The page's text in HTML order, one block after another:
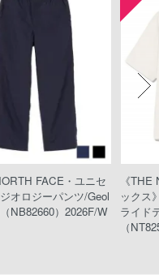
FACE・ユニセ
オロジーパンツ/Geol
NB82660）2026F/W
《
ックス
ライド
（